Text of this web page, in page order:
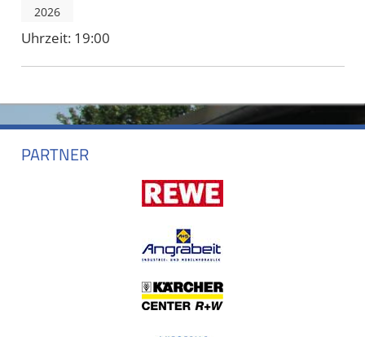
2026
Uhrzeit: 19:00
PARTNER